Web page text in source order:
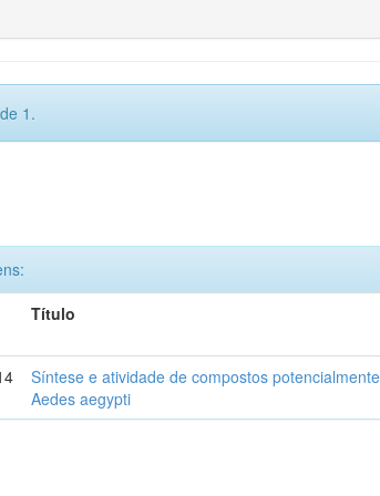
1.
Título
Síntese e atividade de compostos
Aedes aegypti